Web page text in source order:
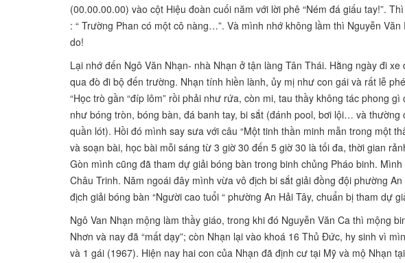
(00.00.00.00) vào cột Hiệu đoàn cuối năm với lời phê “Ném đá giấu tay!”.
: “ Trường Phan có một cô nàng…”. Và mình nhớ không lầm thì Nguyễn
do!
Lại nhớ đến Ngô Văn Nhạn- nhà Nhạn ở tận làng Tân Thái. Hằng ngày đi
qua đò đi bộ đến trường. Nhạn tính hiền lành, ủy mị như con gái và rất lễ
“Học trò gần “đíp lôm” rồi phải như rứa, còn mi, tau thầy không tác phong gì
như bóng tròn, bóng bàn, đá banh tay, bi sắt (đánh pool, bơi lội… và
quần lót). Hồi đó mình say sưa với câu “Một tinh thần minh mẫn trong một
và soạn bài, học bài mỗi sáng từ 3 giờ 30 đến 5 giờ 30 là tối đa, thời gian
Gòn mình cũng đã tham dự giải bóng bàn trong binh chủng Pháo binh.
Châu Trinh. Năm ngoái đây mình vừa vô địch bi sắt giải đồng đội phường
địch giải bóng bàn “Người cao tuổi “ phường An Hải Tây, chuẩn bị tham dự
Ngô Van Nhạn mộng làm thầy giáo, trong khi đó Nguyễn Văn Ca thì mộng
Nhơn và nay đã “mất dạy”; còn Nhạn lại vào khoá 16 Thủ Đức, hy sinh vì
và 1 gái (1967). Hiện nay hai con của Nhạn đã định cư tại Mỹ và mộ Nhạn